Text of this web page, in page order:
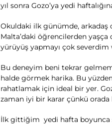
yıl sonra Gozo’ya yedi
Okuldaki ilk günümde, arkadaş
Malta’daki öğrencilerden
yürüyüş yapmayı çok
Bu deneyim beni tekrar gelmem
halde görmek harika. Bu
rahatlamak için ideal bir yer.
zaman iyi bir karar çünkü
İlk gittiğim yedi hafta boyunca